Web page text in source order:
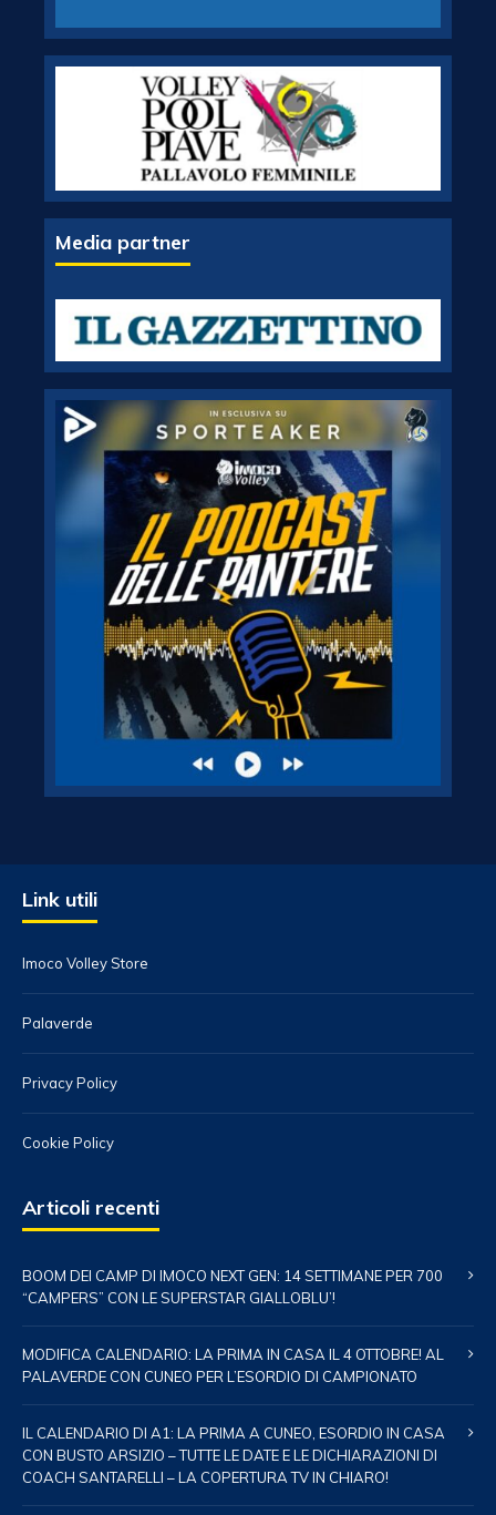
Media partner
Link utili
Imoco Volley Store
Palaverde
Privacy Policy
Cookie Policy
Articoli recenti
BOOM DEI CAMP DI IMOCO NEXT GEN: 14 SETTIMANE PER 700
“CAMPERS” CON LE SUPERSTAR GIALLOBLU’!
MODIFICA CALENDARIO: LA PRIMA IN CASA IL 4 OTTOBRE! AL
PALAVERDE CON CUNEO PER L’ESORDIO DI CAMPIONATO
IL CALENDARIO DI A1: LA PRIMA A CUNEO, ESORDIO IN CASA
CON BUSTO ARSIZIO – TUTTE LE DATE E LE DICHIARAZIONI DI
COACH SANTARELLI – LA COPERTURA TV IN CHIARO!